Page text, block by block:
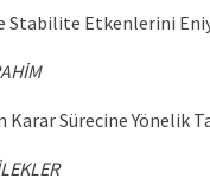
Stabilite Etkenlerini
Karar Sürecine Yönelik